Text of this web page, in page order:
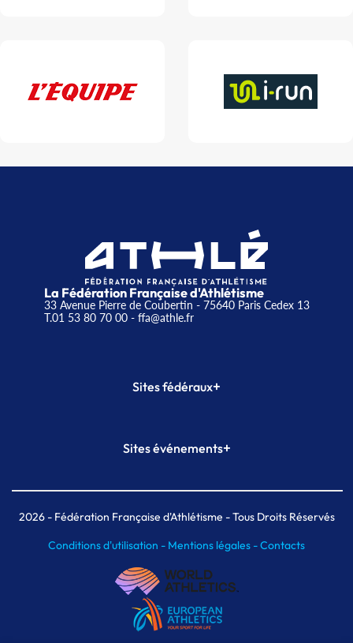
La Fédération Française d'Athlétisme
33 Avenue Pierre de Coubertin - 75640 Paris Cedex 13
T.01 53 80 70 00- ffa@athle.fr
Sites fédéraux+
Plateforme Formation
Sites événements+
Meeting de Paris indoor
MAIF Ekiden de Paris
2026- Fédération Française d'Athlétisme - Tous Droits Réservés
Conditions d'utilisation - Mentions légales -Contacts